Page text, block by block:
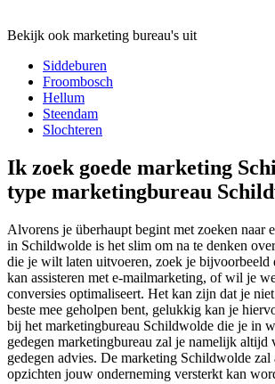
Bekijk ook marketing bureau's uit
Siddeburen
Froombosch
Hellum
Steendam
Slochteren
Ik zoek goede marketing
type marketingbureau
Alvorens je überhaupt begint met zoeken naar
in Schildwolde is het slim om na te denken
die je wilt laten uitvoeren, zoek je bijvoorbeeld
kan assisteren met e-mailmarketing, of wil je
conversies optimaliseert. Het kan zijn dat je
beste mee geholpen bent, gelukkig kan je
bij het marketingbureau Schildwolde die je in
gedegen marketingbureau zal je namelijk altijd
gedegen advies. De marketing Schildwolde
opzichten jouw onderneming versterkt kan